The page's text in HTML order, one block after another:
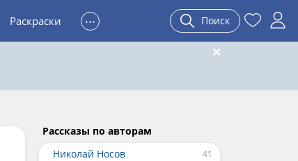
Раскраски ... Поиск
Рассказы по авторам
Николай Носов